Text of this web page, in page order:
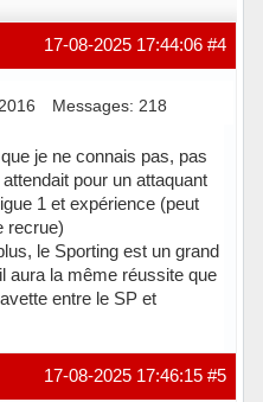
#4
17-08-2025 17:44:06
Messages: 218
je ne connais pas, pas
pour un attaquant
1 et expérience (peut
recrue)
le Sporting est un grand
aura la même réussite que
entre le SP et
#5
17-08-2025 17:46:15